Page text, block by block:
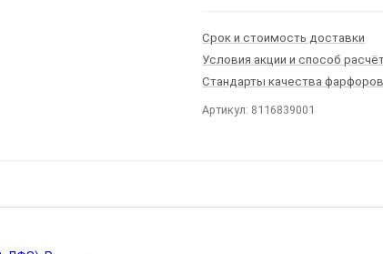
Срок и стоимость доставки
Условия акции и способ
Стандарты качества
Артикул: 8116839001